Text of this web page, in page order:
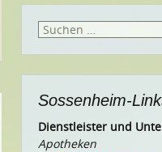
Suchen
Sossenheim-
Dienstleister und
Apotheken